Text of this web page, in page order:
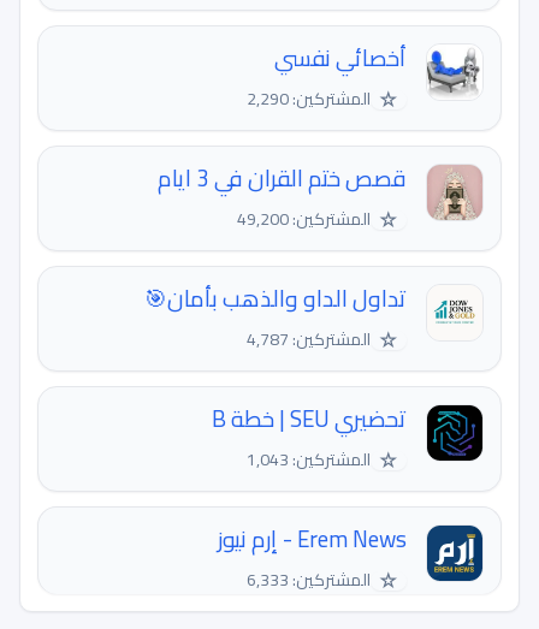
أخصائي نفسي
☆ المشتركين: 2,290
قصص ختم القران في 3 ايام
☆ المشتركين: 49,200
تداول الداو والذهب بأمان🎯
☆ المشتركين: 4,787
تحضيري SEU | خطة B
☆ المشتركين: 1,043
Erem News - إرم نيوز
☆ المشتركين: 6,333